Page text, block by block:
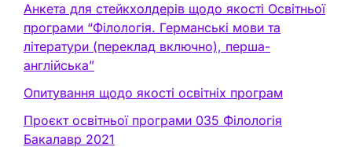
Анкета для стейкхолдерів щодо якості Освітньої
програми “Філологія. Германські мови та
літератури (переклад включно), перша-
англійська”
Опитування щодо якості освітніх програм
Проєкт освітньої програми 035 Філологія
Бакалавр 2021